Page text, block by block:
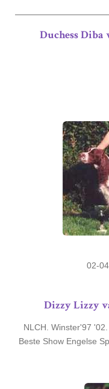
Duchess Diba
02-
Dizzy Lizzy
NLCH. Winster'97
Beste Show Engelse